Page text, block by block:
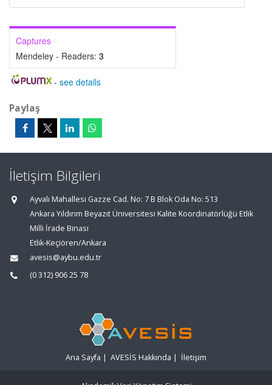
Captures
Mendeley - Readers: 3
- see details
Paylaş
İletişim Bilgileri
Ayvalı Mahallesi Gazze Cad. No: 7 B Blok Oda No: 513
Ankara Yıldırım Beyazıt Üniversitesi Kalite Koordinatörlüğü Etlik
Milli İrade Binası
Etlik-Keçiören/Ankara
avesis@aybu.edu.tr
(0 312) 906 25 78
Ana Sayfa | AVESİS Hakkında | İletişim